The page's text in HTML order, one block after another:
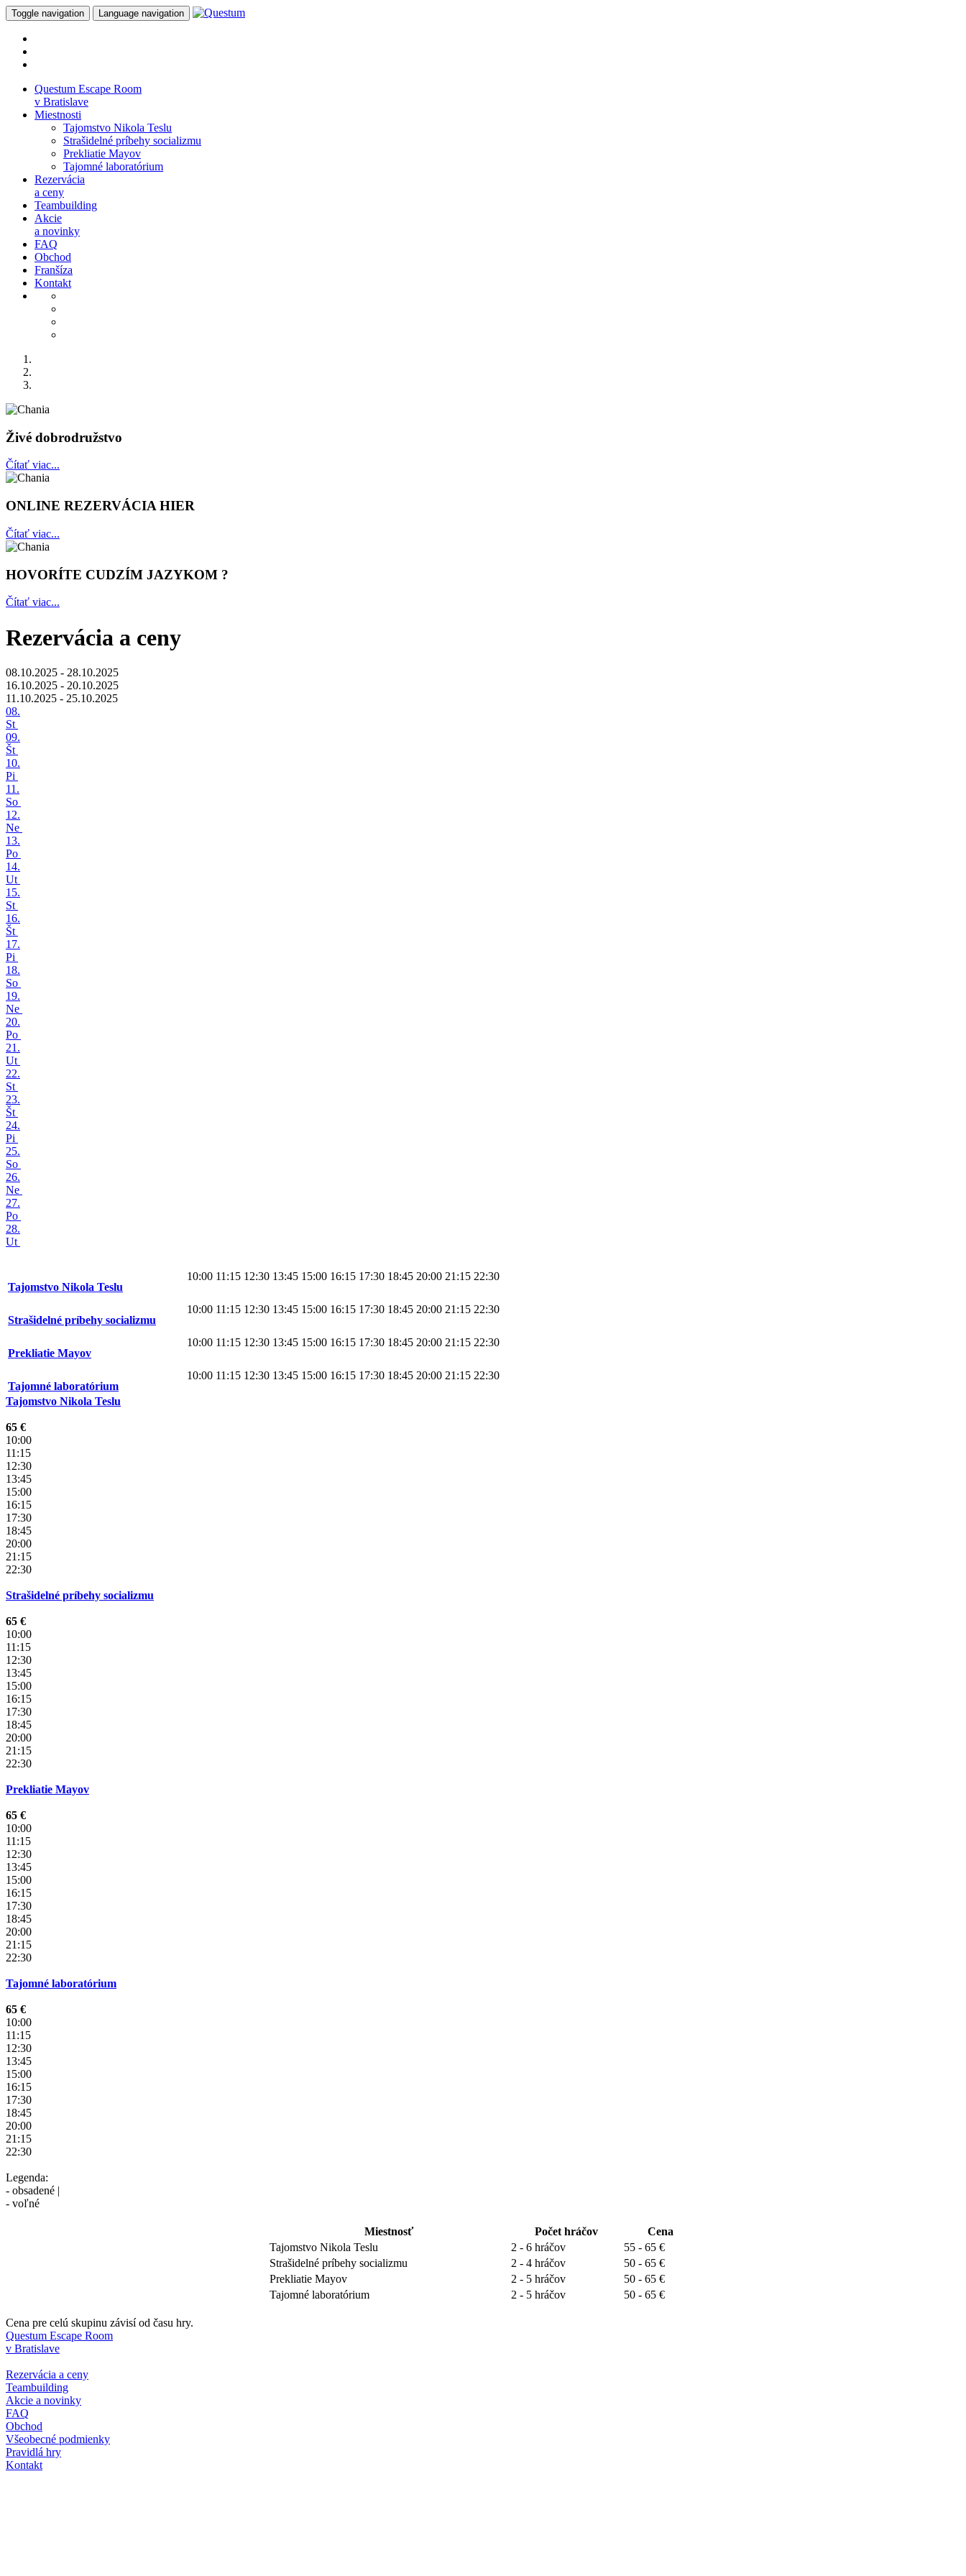
Toggle navigation Language navigation
Questum Escape Room
v Bratislave
Miestnosti
Tajomstvo Nikola Teslu
Strašidelné príbehy socializmu
Prekliatie Mayov
Tajomné laboratórium
Rezervácia
a ceny
Teambuilding
Akcie
a novinky
FAQ
Obchod
Franšíza
Kontakt
Živé dobrodružstvo
Čítať viac...
ONLINE REZERVÁCIA HIER
Čítať viac...
HOVORÍTE CUDZÍM JAZYKOM ?
Čítať viac...
Rezervácia a ceny
08.10.2025 - 28.10.2025
16.10.2025 - 20.10.2025
11.10.2025 - 25.10.2025
08.
St
09.
Št
10.
Pi
11.
So
12.
Ne
13.
Po
14.
Ut
15.
St
16.
Št
17.
Pi
18.
So
19.
Ne
20.
Po
21.
Ut
22.
St
23.
Št
24.
Pi
25.
So
26.
Ne
27.
Po
28.
Ut
Tajomstvo Nikola Teslu
10:00 11:15 12:30 13:45 15:00 16:15 17:30 18:45 20:00 21:15 22:30
Strašidelné príbehy socializmu
10:00 11:15 12:30 13:45 15:00 16:15 17:30 18:45 20:00 21:15 22:30
Prekliatie Mayov
10:00 11:15 12:30 13:45 15:00 16:15 17:30 18:45 20:00 21:15 22:30
Tajomné laboratórium
10:00 11:15 12:30 13:45 15:00 16:15 17:30 18:45 20:00 21:15 22:30
Tajomstvo Nikola Teslu
65 €
10:00
11:15
12:30
13:45
15:00
16:15
17:30
18:45
20:00
21:15
22:30
Strašidelné príbehy socializmu
65 €
10:00
11:15
12:30
13:45
15:00
16:15
17:30
18:45
20:00
21:15
22:30
Prekliatie Mayov
65 €
10:00
11:15
12:30
13:45
15:00
16:15
17:30
18:45
20:00
21:15
22:30
Tajomné laboratórium
65 €
10:00
11:15
12:30
13:45
15:00
16:15
17:30
18:45
20:00
21:15
22:30
Legenda:
- obsadené |
- voľné
Miestnosť Počet hráčov
Cena
Tajomstvo Nikola Teslu
2 - 6 hráčov
55 - 65 €
Strašidelné príbehy socializmu
2 - 4 hráčov
50 - 65 €
Prekliatie Mayov
2 - 5 hráčov
50 - 65 €
Tajomné laboratórium
2 - 5 hráčov 50 - 65 €
Cena pre celú skupinu závisí od času hry.
Questum Escape Room
v Bratislave
Rezervácia a ceny
Teambuilding
Akcie a novinky
FAQ
Obchod
Všeobecné podmienky
Pravidlá hry
Kontakt